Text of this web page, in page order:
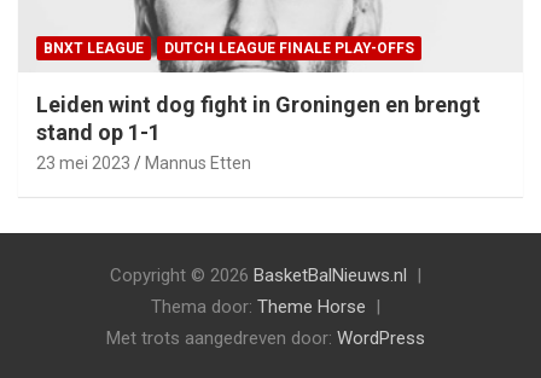
BNXT LEAGUE DUTCH LEAGUE FINALE PLAY-OFFS
Leiden wint dog fight in Groningen en brengt
stand op 1-1
23 mei 2023 Mannus Etten
Copyright © 2026 BasketBalNieuws.nl
Thema door: Theme Horse
Met trots aangedreven door: WordPress